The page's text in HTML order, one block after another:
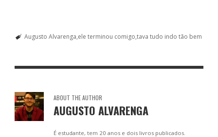
Augusto Alvarenga ele terminou comigo tava tudo indo tão bem
ABOUT THE AUTHOR
AUGUSTO ALVARENGA
É estudante, tem 20 anos e dois livros publicados.